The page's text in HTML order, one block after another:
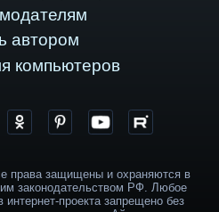
автором
компьютеров
права защищены и охраняются в
законодательством РФ. Любое
интернет-проекта запрещено без